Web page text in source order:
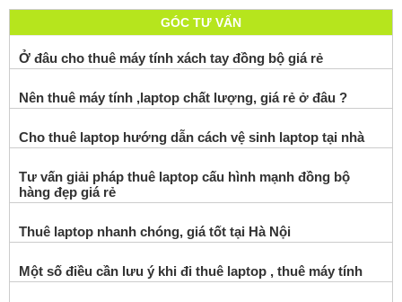
GÓC TƯ VẤN
Ở đâu cho thuê máy tính xách tay đồng bộ giá rẻ
Nên thuê máy tính ,laptop chất lượng, giá rẻ ở đâu ?
Cho thuê laptop hướng dẫn cách vệ sinh laptop tại nhà
Tư vấn giải pháp thuê laptop cấu hình mạnh đồng bộ
hàng đẹp giá rẻ
Thuê laptop nhanh chóng, giá tốt tại Hà Nội
Một số điều cần lưu ý khi đi thuê laptop , thuê máy tính